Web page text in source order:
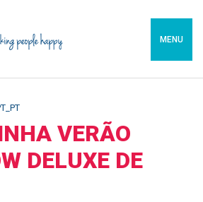
MENU
VERÃO
DELUXE DE